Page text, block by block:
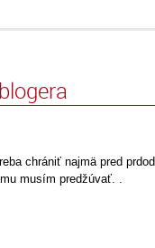
chrániť najmä pred
musím predžúvať. .